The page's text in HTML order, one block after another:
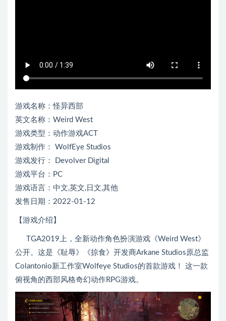
游戏名称：怪异西部
英文名称：Weird West
游戏类型：动作游戏ACT
游戏制作： WolfEye Studios
游戏发行： Devolver Digital
游戏平台：PC
游戏语言：中文,英文,日文,其他
发售日期：2022-01-12
【游戏介绍】
TGA2019上，全新动作角色扮演游戏《Weird West》
公开。这是《耻辱》《掠食》开发商Arkane Studios原总监
Colantonio新工作室Wolfeye Studios的首款游戏！ 这一款
俯视角的西部风格奇幻动作RPG游戏。